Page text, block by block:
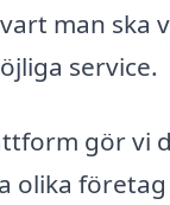
man ska
service.
gör vi
olika